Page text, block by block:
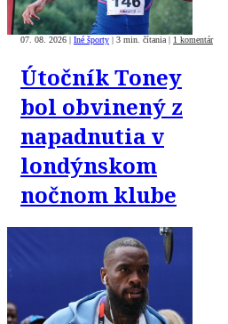
07. 08. 2026 | Iné športy | 3 min. čítania | 1 komentár
Útočník Toney
bol obvinený z
napadnutia v
londýnskom
nočnom klube